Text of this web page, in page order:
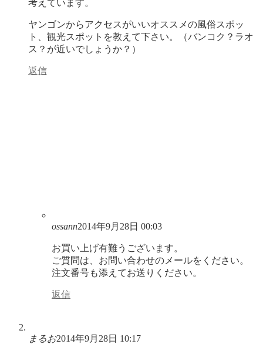
考えています。
ヤンゴンからアクセスがいいオススメの風俗スポッ
ト、観光スポットを教えて下さい。（バンコク？ラオ
ス？が近いでしょうか？）
返信
ossann2014年9月28日 00:03
お買い上げ有難うございます。
ご質問は、お問い合わせのメールをください。
注文番号も添えてお送りください。
返信
まるお2014年9月28日 10:17